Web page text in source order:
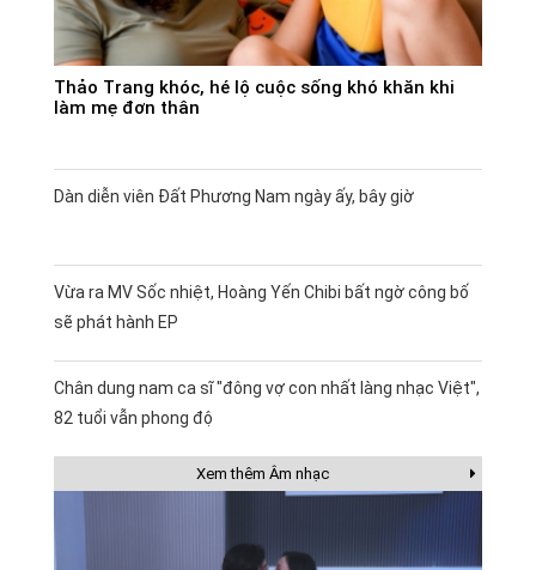
Thảo Trang khóc, hé lộ cuộc sống khó khăn khi
làm mẹ đơn thân
Dàn diễn viên Đất Phương Nam ngày ấy, bây giờ
Vừa ra MV Sốc nhiệt, Hoàng Yến Chibi bất ngờ công bố
sẽ phát hành EP
Chân dung nam ca sĩ "đông vợ con nhất làng nhạc Việt",
82 tuổi vẫn phong độ
Xem thêm Âm nhạc